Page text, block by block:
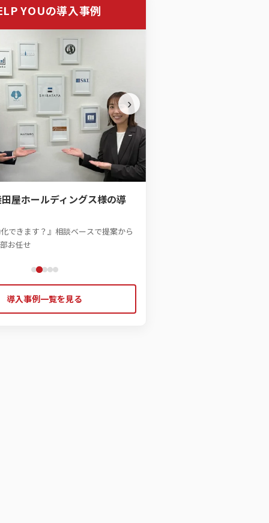
YOUの導入事例
屋ホールディングス様の導
化できます？』相談ベースで提案から
お任せ
›
導入事例一覧を見る